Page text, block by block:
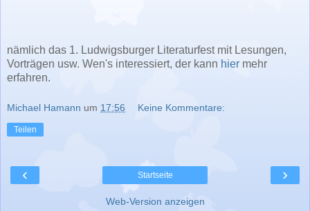
nämlich das 1. Ludwigsburger Literaturfest mit Lesungen,
Vorträgen usw. Wen's interessiert, der kann hier mehr
erfahren.
Michael Hamann um 17:56 Keine Kommentare:
Teilen
‹ ›
Startseite
Web-Version anzeigen